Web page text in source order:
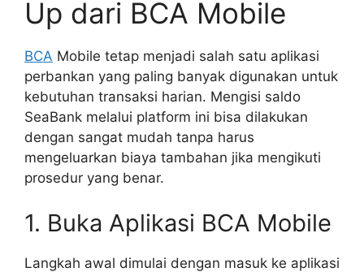
Up dari BCA Mobile
BCA Mobile tetap menjadi salah satu aplikasi
perbankan yang paling banyak digunakan untuk
kebutuhan transaksi harian. Mengisi saldo
SeaBank melalui platform ini bisa dilakukan
dengan sangat mudah tanpa harus
mengeluarkan biaya tambahan jika mengikuti
prosedur yang benar.
1. Buka Aplikasi BCA Mobile
Langkah awal dimulai dengan masuk ke aplikasi